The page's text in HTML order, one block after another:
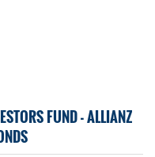
FUND - ALLIANZ